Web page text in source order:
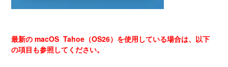
最新の macOS Tahoe（OS26）を使用している場合は、以下
の項目も参照してください。